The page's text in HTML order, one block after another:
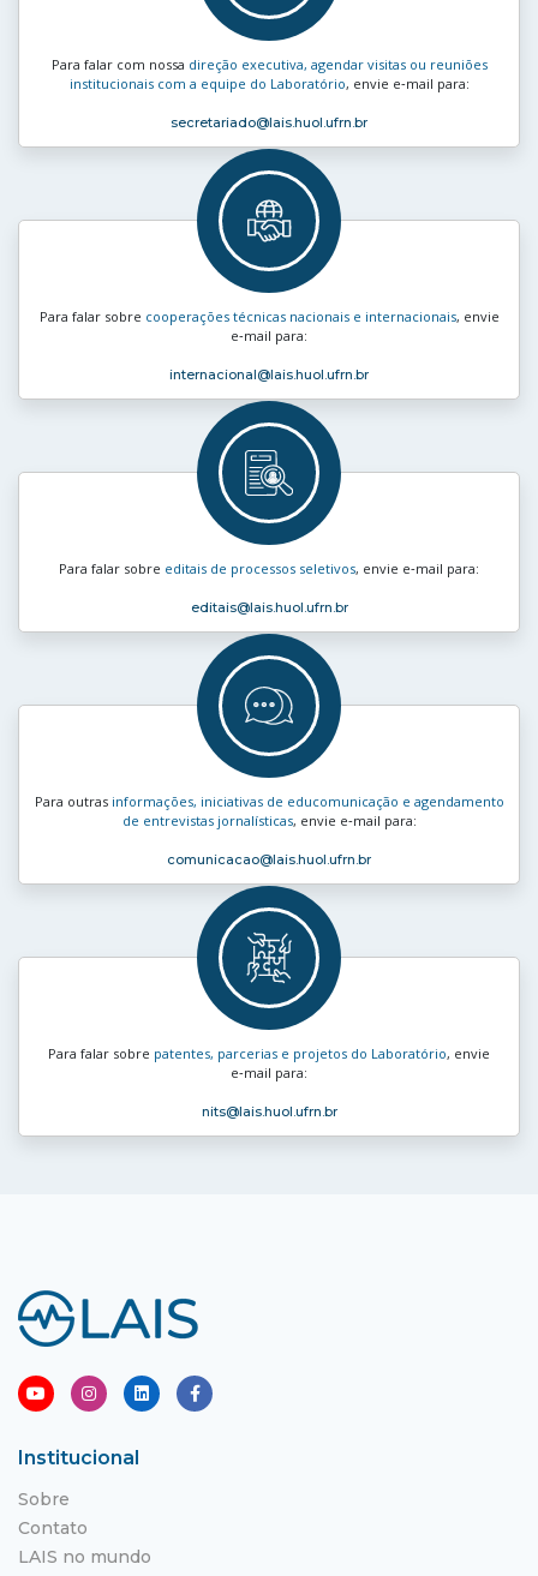
Para falar com nossa direção executiva, agendar visitas ou reuniões
institucionais com a equipe do Laboratório, envie e‑mail para:
secretariado@lais.huol.ufrn.br
Para falar sobre cooperações técnicas nacionais e internacionais, envie
e‑mail para:
internacional@lais.huol.ufrn.br
Para falar sobre editais de processos seletivos, envie e‑mail para:
editais@lais.huol.ufrn.br
Para outras informações, iniciativas de educomunicação e agendamento
de entrevistas jornalísticas, envie e‑mail para:
comunicacao@lais.huol.ufrn.br
Para falar sobre patentes, parcerias e projetos do Laboratório, envie
e‑mail para:
nits@lais.huol.ufrn.br
Institucional
Sobre
Contato
LAIS no mundo